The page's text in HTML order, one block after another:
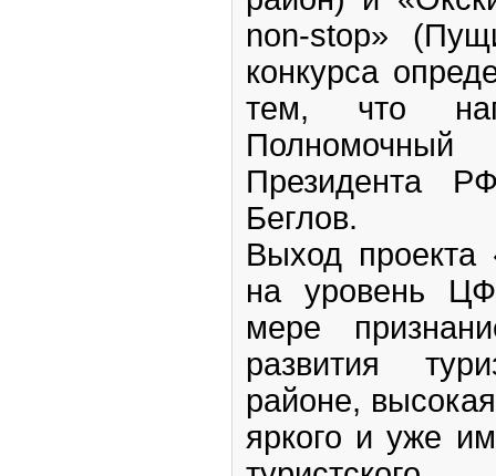
non-stop»
конкурса
тем, что
Президента
Беглов.
Выход проекта
на уровень
мере
развития
районе,
яркого и уже